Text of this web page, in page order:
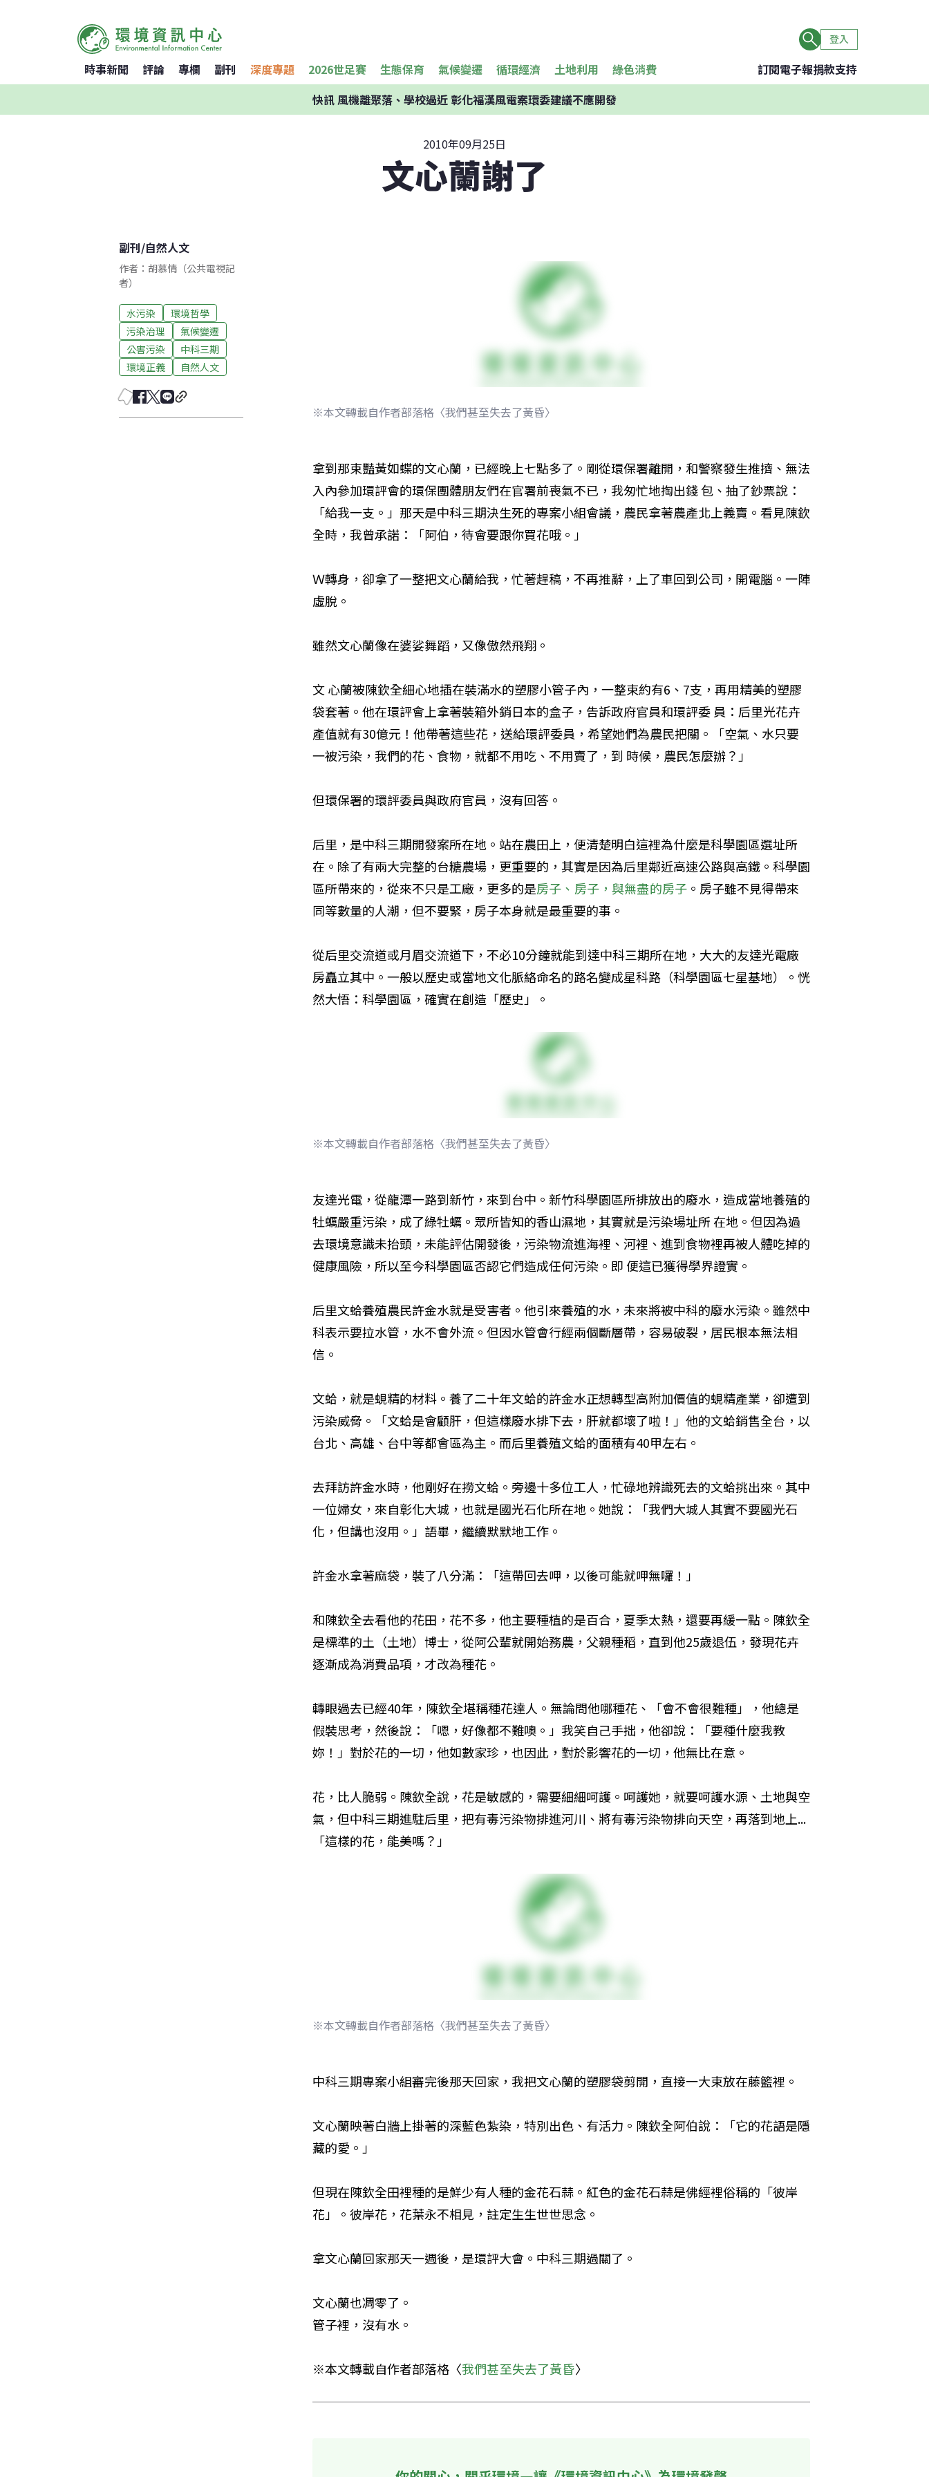
登入
時事新聞 評論 專欄 副刊 深度專題 2026世足賽 生態保育 氣候變遷 循環經濟 土地利用 綠色消費 訂閱電子報捐款支持
快訊風機離聚落、學校過近 彰化福漢風電案環委建議不應開發
2010年09月25日
文心蘭謝了
副刊/自然人文
作者：胡慕情（公共電視記
者）
水污染
環境哲學
污染治理
氣候變遷
公害污染
中科三期
環境正義
自然人文
※本文轉載自作者部落格〈我們甚至失去了黃昏〉
拿到那束豔黃如蝶的文心蘭，已經晚上七點多了。剛從環保署離開，和警察發生推擠、無法
入內參加環評會的環保團體朋友們在官署前喪氣不已，我匆忙地掏出錢 包、抽了鈔票說：
「給我一支。」那天是中科三期決生死的專案小組會議，農民拿著農產北上義賣。看見陳欽
全時，我曾承諾：「阿伯，待會要跟你買花哦。」
Ｗ轉身，卻拿了一整把文心蘭給我，忙著趕稿，不再推辭，上了車回到公司，開電腦。一陣
虛脫。
雖然文心蘭像在婆娑舞蹈，又像傲然飛翔。
文 心蘭被陳欽全細心地插在裝滿水的塑膠小管子內，一整束約有6、7支，再用精美的塑膠
袋套著。他在環評會上拿著裝箱外銷日本的盒子，告訴政府官員和環評委 員：后里光花卉
產值就有30億元！他帶著這些花，送給環評委員，希望她們為農民把關。「空氣、水只要
一被污染，我們的花、食物，就都不用吃、不用賣了，到 時候，農民怎麼辦？」
但環保署的環評委員與政府官員，沒有回答。
后里，是中科三期開發案所在地。站在農田上，便清楚明白這裡為什麼是科學園區選址所
在。除了有兩大完整的台糖農場，更重要的，其實是因為后里鄰近高速公路與高鐵。科學園
區所帶來的，從來不只是工廠，更多的是房子、房子，與無盡的房子 。房子雖不見得帶來
同等數量的人潮，但不要緊，房子本身就是最重要的事。
從后里交流道或月眉交流道下，不必10分鐘就能到達中科三期所在地，大大的友達光電廠
房矗立其中。一般以歷史或當地文化脈絡命名的路名變成星科路（科學園區七星基地）。恍
然大悟：科學園區，確實在創造「歷史」。
※本文轉載自作者部落格〈我們甚至失去了黃昏〉
友達光電，從龍潭一路到新竹，來到台中。新竹科學園區所排放出的廢水，造成當地養殖的
牡蠣嚴重污染，成了綠牡蠣。眾所皆知的香山濕地，其實就是污染場址所 在地。但因為過
去環境意識未抬頭，未能評估開發後，污染物流進海裡、河裡、進到食物裡再被人體吃掉的
健康風險，所以至今科學園區否認它們造成任何污染。即 便這已獲得學界證實。
后里文蛤養殖農民許金水就是受害者。他引來養殖的水，未來將被中科的廢水污染。雖然中
科表示要拉水管，水不會外流。但因水管會行經兩個斷層帶，容易破裂，居民根本無法相
信。
文蛤，就是蜆精的材料。養了二十年文蛤的許金水正想轉型高附加價值的蜆精產業，卻遭到
污染威脅。「文蛤是會顧肝，但這樣廢水排下去，肝就都壞了啦！」他的文蛤銷售全台，以
台北、高雄、台中等都會區為主。而后里養殖文蛤的面積有40甲左右。
去拜訪許金水時，他剛好在撈文蛤。旁邊十多位工人，忙碌地辨識死去的文蛤挑出來。其中
一位婦女，來自彰化大城，也就是國光石化所在地。她說：「我們大城人其實不要國光石
化，但講也沒用。」語畢，繼續默默地工作。
許金水拿著麻袋，裝了八分滿：「這帶回去呷，以後可能就呷無囉！」
和陳欽全去看他的花田，花不多，他主要種植的是百合，夏季太熱，還要再緩一點。陳欽全
是標準的土（土地）博士，從阿公輩就開始務農，父親種稻，直到他25歲退伍，發現花卉
逐漸成為消費品項，才改為種花。
轉眼過去已經40年，陳欽全堪稱種花達人。無論問他哪種花、「會不會很難種」，他總是
假裝思考，然後說：「嗯，好像都不難噢。」我笑自己手拙，他卻說：「要種什麼我教
妳！」對於花的一切，他如數家珍，也因此，對於影響花的一切，他無比在意。
花，比人脆弱。陳欽全說，花是敏感的，需要細細呵護。呵護她，就要呵護水源、土地與空
氣，但中科三期進駐后里，把有毒污染物排進河川、將有毒污染物排向天空，再落到地上...
「這樣的花，能美嗎？」
※本文轉載自作者部落格〈我們甚至失去了黃昏〉
中科三期專案小組審完後那天回家，我把文心蘭的塑膠袋剪開，直接一大束放在藤籃裡。
文心蘭映著白牆上掛著的深藍色紮染，特別出色、有活力。陳欽全阿伯說：「它的花語是隱
藏的愛。」
但現在陳欽全田裡種的是鮮少有人種的金花石蒜。紅色的金花石蒜是佛經裡俗稱的「彼岸
花」。彼岸花，花葉永不相見，註定生生世世思念。
拿文心蘭回家那天一週後，是環評大會。中科三期過關了。
文心蘭也凋零了。
管子裡，沒有水。
※本文轉載自作者部落格〈我們甚至失去了黃昏〉